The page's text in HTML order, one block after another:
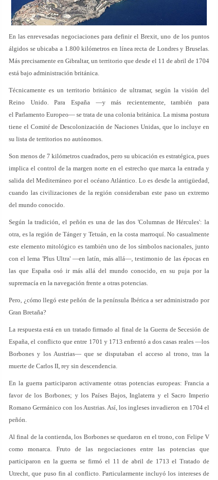
En las enrevesadas negociaciones para definir el Brexit, uno de los puntos
álgidos se ubicaba a 1.800 kilómetros en línea recta de Londres y Bruselas.
Más precisamente en Gibraltar, un territorio que desde el 11 de abril de 1704
está bajo administración británica.
Técnicamente es un territorio británico de ultramar, según la visión del
Reino Unido. Para España —y más recientemente, también para
el Parlamento Europeo— se trata de una colonia británica. La misma postura
tiene el Comité de Descolonización de Naciones Unidas, que lo incluye en
su lista de territorios no autónomos.
Son menos de 7 kilómetros cuadrados, pero su ubicación es estratégica, pues
implica el control de la margen norte en el estrecho que marca la entrada y
salida del Mediterráneo por el océano Atlántico. Lo es desde la antigüedad,
cuando las civilizaciones de la región consideraban este paso un extremo
del mundo conocido.
Según la tradición, el peñón es una de las dos 'Columnas de Hércules': la
otra, es la región de Tánger y Tetuán, en la costa marroquí. No casualmente
este elemento mitológico es también uno de los símbolos nacionales, junto
con el lema 'Plus Ultra' —en latín, más allá—, testimonio de las épocas en
las que España osó ir más allá del mundo conocido, en su puja por la
supremacía en la navegación frente a otras potencias.
Pero, ¿cómo llegó este peñón de la península Ibérica a ser administrado por
Gran Bretaña?
La respuesta está en un tratado firmado al final de la Guerra de Secesión de
España, el conflicto que entre 1701 y 1713 enfrentó a dos casas reales —los
Borbones y los Austrias— que se disputaban el acceso al trono, tras la
muerte de Carlos II, rey sin descendencia.
En la guerra participaron activamente otras potencias europeas: Francia a
favor de los Borbones; y los Países Bajos, Inglaterra y el Sacro Imperio
Romano Germánico con los Austrias. Así, los ingleses invadieron en 1704 el
peñón.
Al final de la contienda, los Borbones se quedaron en el trono, con Felipe V
como monarca. Fruto de las negociaciones entre las potencias que
participaron en la guerra se firmó el 11 de abril de 1713 el Tratado de
Utrecht, que puso fin al conflicto. Particularmente incluyó los intereses de